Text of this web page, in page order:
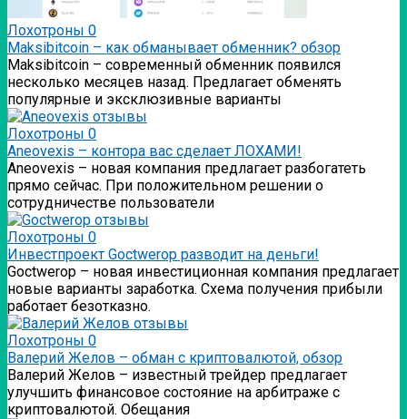
Лохотроны 0
Мaksibitcoin – как обманывает обменник? обзор
Мaksibitcoin – современный обменник появился
несколько месяцев назад. Предлагает обменять
популярные и эксклюзивные варианты
Лохотроны 0
Аneovexis – контора вас сделает ЛОХАМИ!
Аneovexis – новая компания предлагает разбогатеть
прямо сейчас. При положительном решении о
сотрудничестве пользователи
Лохотроны 0
Инвестпроект Goctwerop разводит на деньги!
Goctwerop – новая инвестиционная компания предлагает
новые варианты заработка. Схема получения прибыли
работает безотказно.
Лохотроны 0
Валерий Желов – обман с криптовалютой, обзор
Валерий Желов – известный трейдер предлагает
улучшить финансовое состояние на арбитраже с
криптовалютой. Обещания